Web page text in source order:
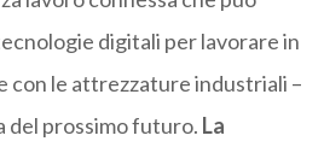
digitali per lavorare in
con le attrezzature industriali –
del prossimo futuro. La